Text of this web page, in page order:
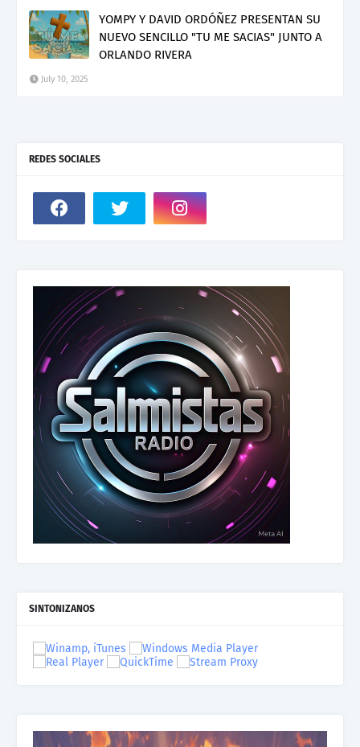
YOMPY Y DAVID ORDÓÑEZ PRESENTAN SU
NUEVO SENCILLO "TU ME SACIAS" JUNTO A
ORLANDO RIVERA
July 10, 2025
REDES SOCIALES
SINTONIZANOS